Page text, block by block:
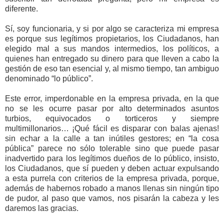
diferente.
Sí, soy funcionaria, y si por algo se caracteriza mi empresa
es porque sus legítimos propietarios, los Ciudadanos, han
elegido mal a sus mandos intermedios, los políticos, a
quienes han entregado su dinero para que lleven a cabo la
gestión de eso tan esencial y, al mismo tiempo, tan ambiguo
denominado “lo público”.
Este error, imperdonable en la empresa privada, en la que
no se les ocurre pasar por alto determinados asuntos
turbios, equivocados o torticeros y siempre
multimillonarios… ¡Qué fácil es disparar con balas ajenas!
sin echar a la calle a tan inútiles gestores; en “la cosa
pública” parece no sólo tolerable sino que puede pasar
inadvertido para los legítimos dueños de lo público, insisto,
los Ciudadanos, que sí pueden y deben actuar expulsando
a esta purrela con criterios de la empresa privada, porque,
además de habernos robado a manos llenas sin ningún tipo
de pudor, al paso que vamos, nos pisarán la cabeza y les
daremos las gracias.